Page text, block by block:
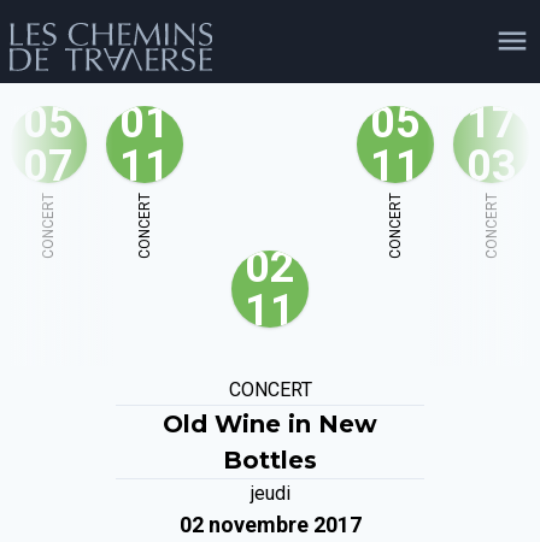
agenda personnes shop
facebook
05
07
CONCERT
01
11
CONCERT
02
11
05
11
CONCERT
17
03
CONCERT
CONCERT
Old Wine in New
Bottles
jeudi
02 novembre 2017